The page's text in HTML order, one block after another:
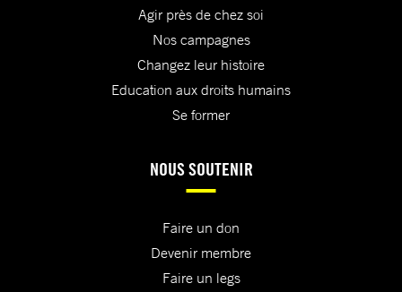
Agir près de chez soi
Nos campagnes
Changez leur histoire
Education aux droits humains
Se former
NOUS SOUTENIR
Faire un don
Devenir membre
Faire un legs